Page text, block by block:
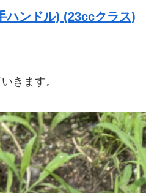
ハンドル) (23ccクラス)
きます。